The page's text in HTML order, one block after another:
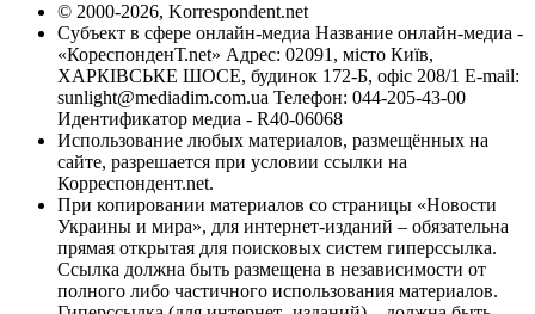
© 2000-2026, Korrespondent.net
Субъект в сфере онлайн-медиа Название онлайн-медиа -
«КореспонденТ.net» Адрес: 02091, місто Київ,
ХАРКІВСЬКЕ ШОСЕ, будинок 172-Б, офіс 208/1 E-mail:
sunlight@mediadim.com.ua Телефон: 044-205-43-00
Идентификатор медиа - R40-06068
Использование любых материалов, размещённых на
сайте, разрешается при условии ссылки на
Корреспондент.net.
При копировании материалов со страницы «Новости
Украины и мира», для интернет-изданий – обязательна
прямая открытая для поисковых систем гиперссылка.
Ссылка должна быть размещена в независимости от
полного либо частичного использования материалов.